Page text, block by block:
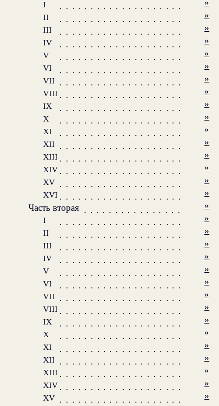
I »
II »
III »
IV »
V »
VI »
VII »
VIII »
IX »
X »
XI »
XII »
XIII »
XIV »
XV »
XVI
»
Часть вторая
»
I »
II »
III »
IV »
V »
VI »
VII »
VIII »
IX »
X »
XI »
XII »
XIII »
XIV »
XV »